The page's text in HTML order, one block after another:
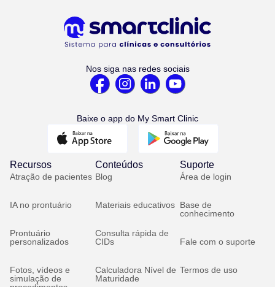
Nos siga nas redes sociais
Baixe o app do My Smart Clinic
Recursos
Atração de pacientes
IA no prontuário
Prontuário
personalizados
Fotos, vídeos e
simulação de
Conteúdos
Blog
Materiais educativos
Consulta rápida de
CIDs
Calculadora Nível de
Maturidade
Suporte
Área de login
Base de
conhecimento
Fale com o suporte
Termos de uso